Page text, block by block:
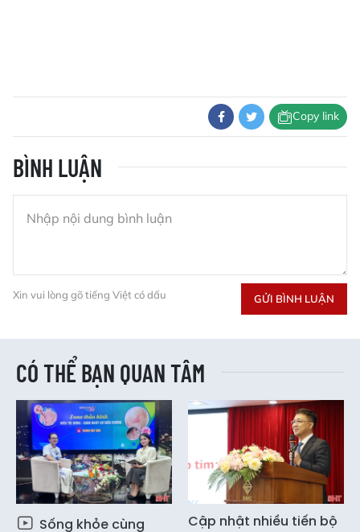
Copy link
BÌNH LUẬN
Xin vui lòng gõ tiếng Việt có dấu GỬI BÌNH LUẬN
CÓ THỂ BẠN QUAN TÂM
Sống khỏe cùng
Cập nhật nhiều tiến bộ